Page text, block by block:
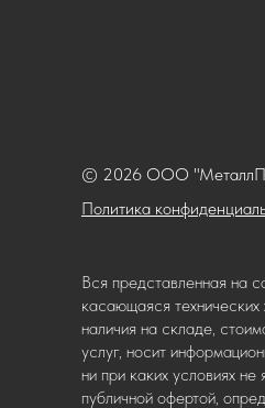
Политика
© 2026 ООО
Вся представленная на
касающаяся технических
наличия на складе,
услуг, носит
ни при каких условиях не
публичной офертой,